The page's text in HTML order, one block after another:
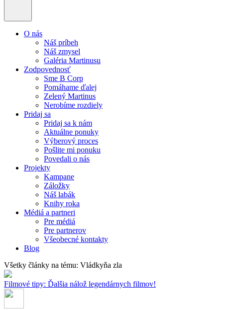
O nás
Náš príbeh
Náš zmysel
Galéria Martinusu
Zodpovednosť
Sme B Corp
Pomáhame ďalej
Zelený Martinus
Nerobíme rozdiely
Pridaj sa
Pridaj sa k nám
Aktuálne ponuky
Výberový proces
Pošlite mi ponuku
Povedali o nás
Projekty
Kampane
Záložky
Náš labák
Knihy roka
Médiá a partneri
Pre médiá
Pre partnerov
Všeobecné kontakty
Blog
Všetky články na tému: Vládkyňa zla
Filmové tipy: Ďalšia nálož legendárnych filmov!